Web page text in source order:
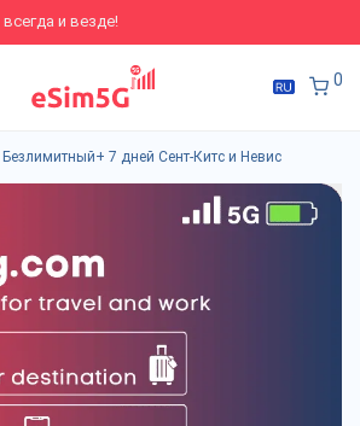
и везде!
0
Безлимитный+ 7 дней Сент-Китс и Невис